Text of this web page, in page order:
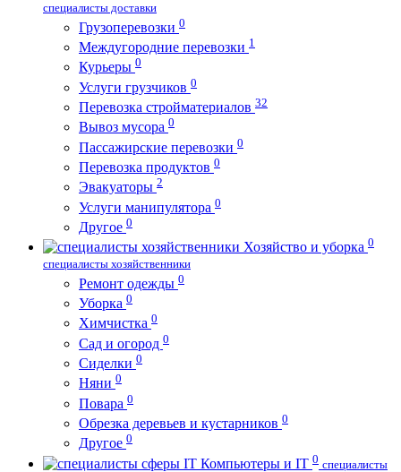
специалисты доставки
Грузоперевозки 0
Междугородние перевозки 1
Курьеры 0
Услуги грузчиков 0
Перевозка стройматериалов 32
Вывоз мусора 0
Пассажирские перевозки 0
Перевозка продуктов 0
Эвакуаторы 2
Услуги манипулятора 0
Другое 0
Хозяйство и уборка 0
специалисты хозяйственники
Ремонт одежды 0
Уборка 0
Химчистка 0
Сад и огород 0
Сиделки 0
Няни 0
Повара 0
Обрезка деревьев и кустарников 0
Другое 0
Компьютеры и IT 0 специалисты